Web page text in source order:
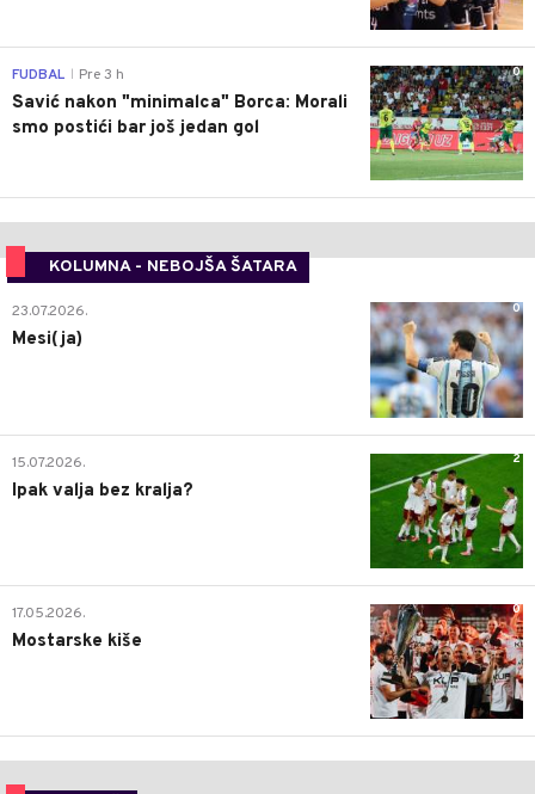
0
FUDBAL Pre 3 h
Savić nakon "minimalca" Borca: Morali
smo postići bar još jedan gol
KOLUMNA - NEBOJŠA ŠATARA
0
23.07.2026.
Mesi(ja)
2
15.07.2026.
Ipak valja bez kralja?
0
17.05.2026.
Mostarske kiše